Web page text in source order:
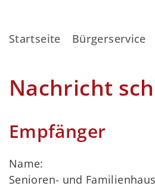
Startseite Bürgerservice
Nachricht
Empfänger
Name:
Senioren- und Familienhaus